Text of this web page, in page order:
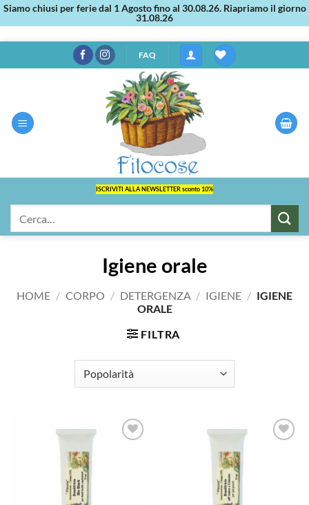
Siamo chiusi per ferie dal 1 Agosto fino al 30.08.26. Riapriamo il giorno
31.08.26
ai
FAQ
ISCRIVITI ALLA NEWSLETTER sconto 10%
Igiene orale
HOME / CORPO / DETERGENZA / IGIENE / IGIENE
ORALE
FILTRA